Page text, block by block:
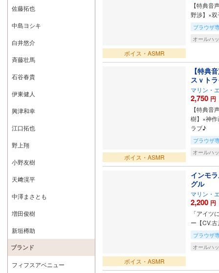
ボイス・ASMR
【特典
野渉】×
ブラウザ
オールハ
ボイス・ASMR
【特典
スｖト
マリン・
2,750 円
【特典
樹】×神
ラブ♪
ブラウザ
オールハ
ボイス・ASMR
インモ
グル
マリン・
2,200 円
「アイ
ー【CV.
ブラウザ
オールハ
佐藤拓也
中島ヨシキ
白井悠介
斉藤壮馬
石谷春貴
伊東健人
興津和幸
江口拓也
野上翔
小野友樹
天﨑滉平
中澤まさとも
増田俊樹
新垣樽助
ブランド
フィフスアベニュー